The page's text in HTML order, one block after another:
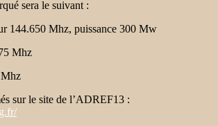
sera le suivant :
144.650 Mhz, puissance 300 Mw
Mhz
sur le site de l’ADREF13 :